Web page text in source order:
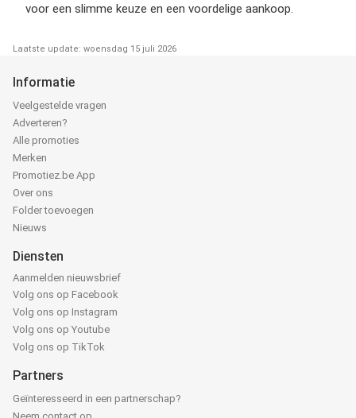
voor een slimme keuze en een voordelige aankoop.
Laatste update: woensdag 15 juli 2026
Informatie
Veelgestelde vragen
Adverteren?
Alle promoties
Merken
Promotiez.be App
Over ons
Folder toevoegen
Nieuws
Diensten
Aanmelden nieuwsbrief
Volg ons op Facebook
Volg ons op Instagram
Volg ons op Youtube
Volg ons op TikTok
Partners
Geïnteresseerd in een partnerschap?